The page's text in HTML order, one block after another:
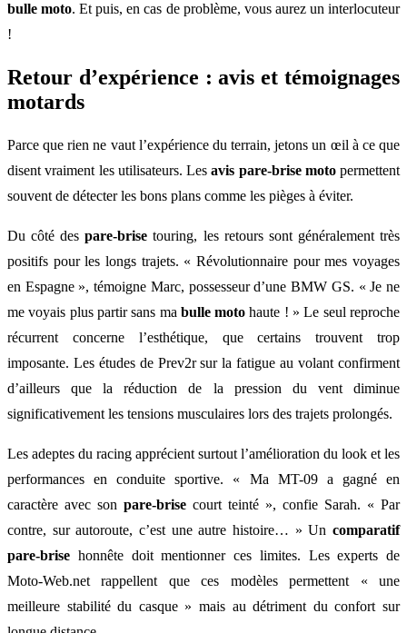
bulle moto. Et puis, en cas de problème, vous aurez un interlocuteur
!
Retour d’expérience : avis et témoignages
motards
Parce que rien ne vaut l’expérience du terrain, jetons un œil à ce que
disent vraiment les utilisateurs. Lesavis pare-brise motopermettent
souvent de détecter les bons plans comme les pièges à éviter.
Du côté despare-brise touring, les retours sont généralement très
positifs pour les longs trajets. « Révolutionnaire pour mes voyages
en Espagne », témoigne Marc, possesseur d’une BMW GS. « Je ne
me voyais plus partir sans ma bulle moto haute ! » Le seul reproche
récurrent concerne l’esthétique, que certains trouvent trop
imposante. Les études de Prev2r sur la fatigue au volant confirment
d’ailleurs que la réduction de la pression du vent diminue
significativement les tensions musculaires lors des trajets prolongés.
Les adeptes du racing apprécient surtout l’amélioration du look et les
performances en conduite sportive. « Ma MT-09 a gagné en
caractère avec son pare-brise court teinté », confie Sarah. « Par
contre, sur autoroute, c’est une autre histoire… » Un comparatif
pare-brise honnête doit mentionner ces limites. Les experts de
Moto-Web.net rappellent que ces modèles permettent « une
meilleure stabilité du casque » mais au détriment du confort sur